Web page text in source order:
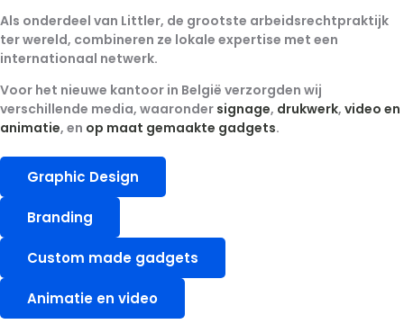
Als onderdeel van Littler, de grootste arbeidsrechtpraktijk
ter wereld, combineren ze lokale expertise met een
internationaal netwerk.
Voor het nieuwe kantoor in België verzorgden wij
verschillende media, waaronder signage, drukwerk, video en
animatie, en op maat gemaakte gadgets.
Graphic Design
Branding
Custom made gadgets
Animatie en video